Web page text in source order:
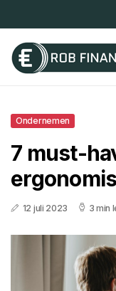
Ondernemen
7 must-
12 juli 2023 3 min